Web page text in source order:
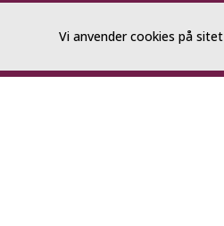
Katalog og Bestillingsliste
Vi anvender cookies på sitet